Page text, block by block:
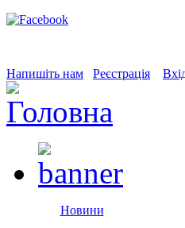
Напишіть нам Реєстрація
Новини